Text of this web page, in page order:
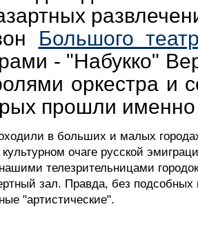
Большого
- "Набукко"
оркестра и
прошли именно
в больших и малых
очаге русской
телезрительницами
зал. Правда, без
"артистические".